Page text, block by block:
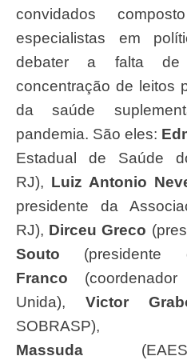
convidados
especialistas em
debater a falta de
concentração de leitos
da saúde
pandemia. São eles:
Estadual de Saúde
RJ), Luiz Antonio
presidente da
RJ), Dirceu Greco
Souto (presidente
Franco
Unida), Victor
Massuda